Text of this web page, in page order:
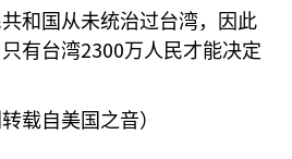
和国从未统治过台湾，因此
有台湾2300万人民才能决定
载自美国之音）